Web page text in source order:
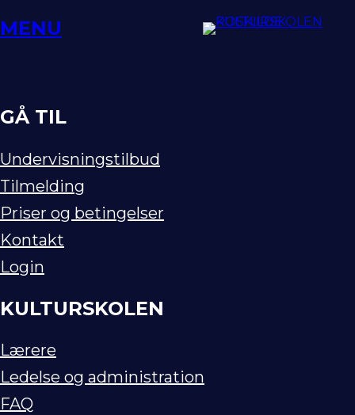
til
MENU
GÅ TIL
Undervisningstilbud
Tilmelding
Priser og betingelser
Kontakt
Login
KULTURSKOLEN
Lærere
Ledelse og administration
FAQ